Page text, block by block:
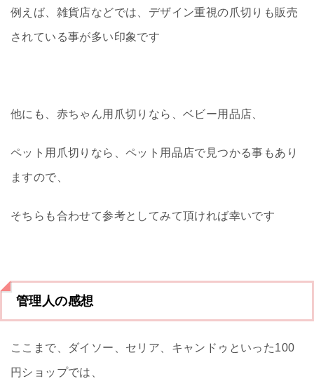
例えば、雑貨店などでは、デザイン重視の爪切りも販売
されている事が多い印象です
他にも、赤ちゃん用爪切りなら、ベビー用品店、
ペット用爪切りなら、ペット用品店で見つかる事もあり
ますので、
そちらも合わせて参考としてみて頂ければ幸いです
管理人の感想
ここまで、ダイソー、セリア、キャンドゥといった100
円ショップでは、